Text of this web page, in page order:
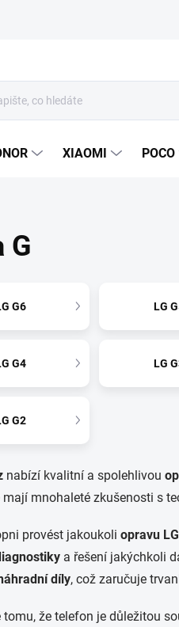
XIAOMI POCO
G
G6 LG
G4 LG
G2
nabízí kvalitní a spolehlivou
mnohaleté zkušenosti s
provést jakoukoli opravu LG
a řešení jakýchkoli
díly, což zaručuje
tomu, že telefon je důležitou